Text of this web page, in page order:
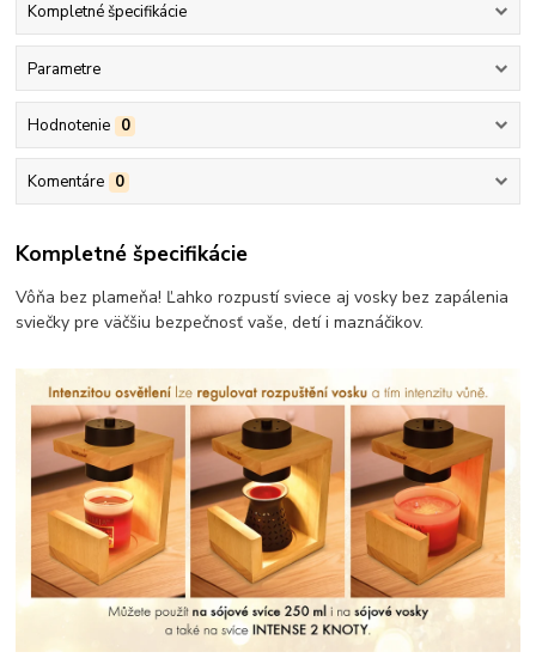
Kompletné špecifikácie
Parametre
Hodnotenie 0
Komentáre 0
Kompletné špecifikácie
Vôňa bez plameňa! Ľahko rozpustí sviece aj vosky bez zapálenia
sviečky pre väčšiu bezpečnosť vaše, detí i maznáčikov.